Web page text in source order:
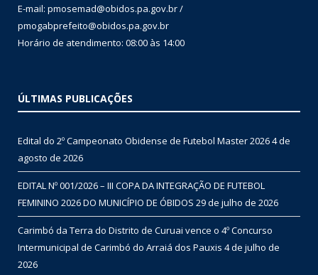
E-mail: pmosemad@obidos.pa.gov.br /
pmogabprefeito@obidos.pa.gov.br
Horário de atendimento: 08:00 às 14:00
ÚLTIMAS PUBLICAÇÕES
Edital do 2º Campeonato Obidense de Futebol Master 20264 de
agosto de 2026
EDITAL Nº 001/2026 – III COPA DA INTEGRAÇÃO DE FUTEBOL
FEMININO 2026 DO MUNICÍPIO DE ÓBIDOS 29 de julho de 2026
Carimbó da Terra do Distrito de Curuai vence o 4º Concurso
Intermunicipal de Carimbó do Arraiá dos Pauxis 4 de julho de
2026